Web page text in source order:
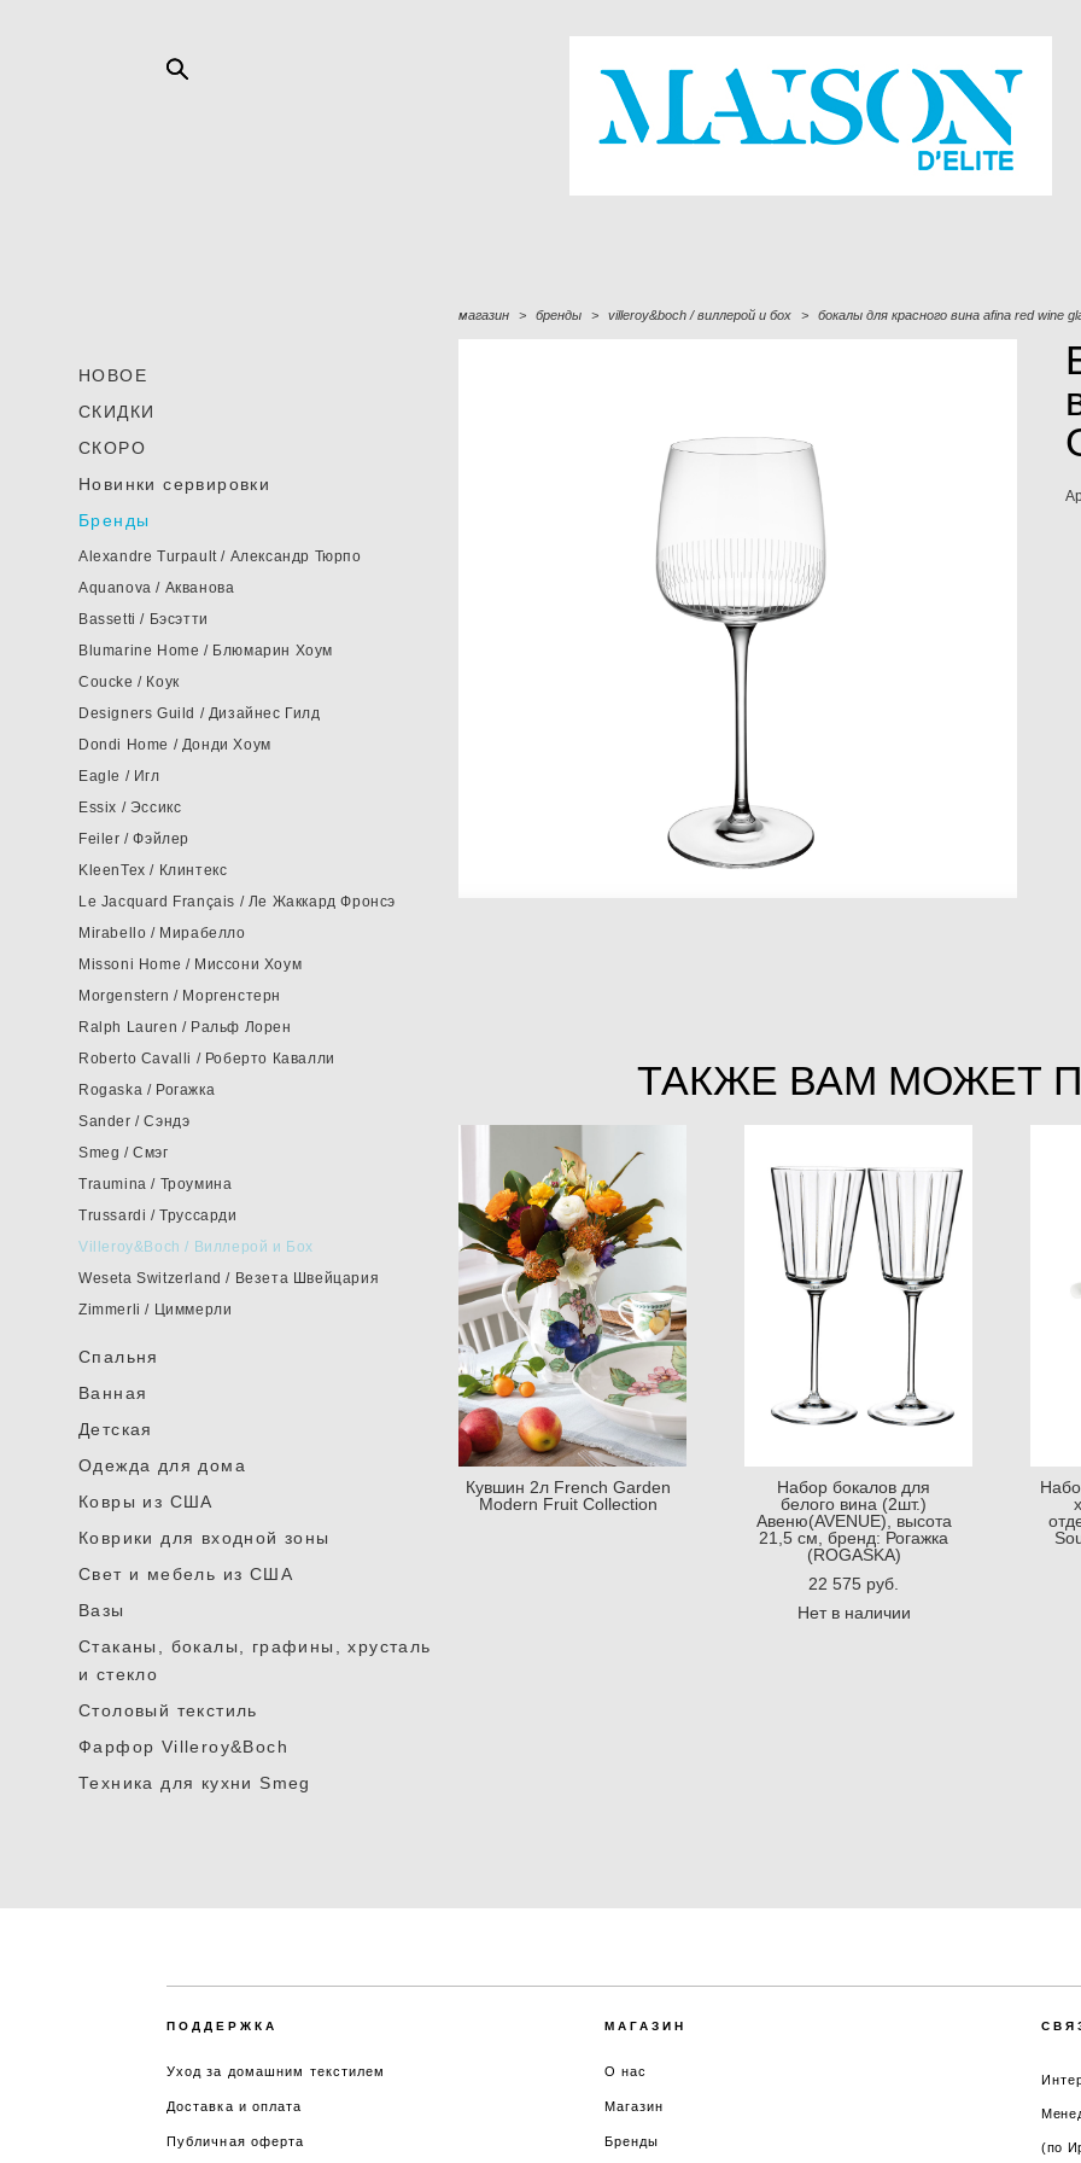
НОВОЕ
СКИДКИ
СКОРО
Новинки сервировки
Бренды
Alexandre Turpault / Александр Тюрпо
Aquanova / Акванова
Bassetti / Бэсэтти
Blumarine Home / Блюмарин Хоум
Coucke / Коук
Designers Guild / Дизайнес Гилд
Dondi Home / Донди Хоум
Eagle / Игл
Essix / Эссикс
Feiler / Фэйлер
KleenTex / Клинтекс
Le Jacquard Français / Ле Жаккард Фронсэ
Mirabello / Мирабелло
Missoni Home / Миссони Хоум
Morgenstern / Моргенстерн
Ralph Lauren / Ральф Лорен
Roberto Cavalli / Роберто Кавалли
Rogaska / Рогажка
Sander / Сэндэ
Smeg / Смэг
Traumina / Троумина
Trussardi / Труссарди
Villeroy&Boch / Виллерой и Бох
Weseta Switzerland / Везета Швейцария
Zimmerli / Циммерли
Спальня
Ванная
Детская
Одежда для дома
Ковры из США
Коврики для входной зоны
Cвет и мебель из США
Вазы
Стаканы, бокалы, графины, хрусталь
и стекло
Столовый текстиль
Фарфор Villeroy&Boch
Техника для кухни Smeg
магазин > бренды > villeroy&boch / виллерой и бох > бокалы для красного вина afina red wine
ТАКЖЕ ВАМ МОЖЕТ
Кувшин 2л French Garden
Modern Fruit Collection
Набор бокалов для
белого вина (2шт.)
Авеню(AVENUE), высота
21,5 см, бренд: Рогажка
(ROGASKA)
22 575 pуб.
Нет в наличии
ПОДДЕРЖКА
Уход за домашним текстилем
Доставка и оплата
Публичная оферта
МАГАЗИН
О нас
Магазин
Бренды (по